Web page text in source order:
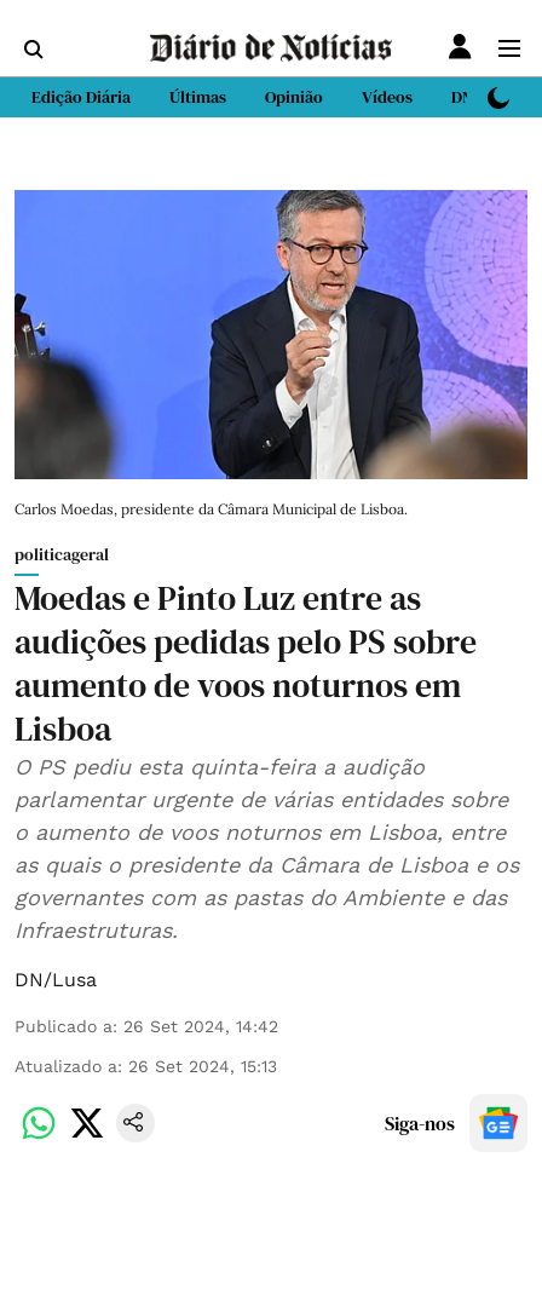
Edição Diária Últimas Opinião Vídeos DN Sport
Carlos Moedas, presidente da Câmara Municipal de Lisboa.
politicageral
Moedas e Pinto Luz entre as
audições pedidas pelo PS sobre
aumento de voos noturnos em
Lisboa
O PS pediu esta quinta-feira a audição
parlamentar urgente de várias entidades sobre
o aumento de voos noturnos em Lisboa, entre
as quais o presidente da Câmara de Lisboa e os
governantes com as pastas do Ambiente e das
Infraestruturas.
DN/Lusa
Publicado a: 26 Set 2024, 14:42
Atualizado a: 26 Set 2024, 15:13
Siga-nos